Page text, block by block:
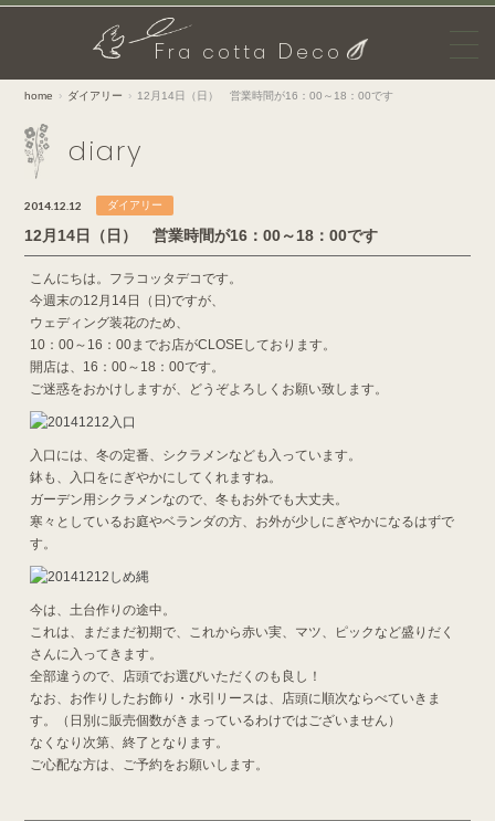
Fra cotta D eco
home ダイアリー 12月14日（日） 営業時間が16：00～18：00です
diary
2014.12.12 ダイアリー
12月14日（日） 営業時間が16：00～18：00です
こんにちは。フラコッタデコです。
今週末の12月14日（日)ですが、
ウェディング装花のため、
10：00～16：00までお店がCLOSEしております。
開店は、16：00～18：00です。
ご迷惑をおかけしますが、どうぞよろしくお願い致します。
入口には、冬の定番、シクラメンなども入っています。
鉢も、入口をにぎやかにしてくれますね。
ガーデン用シクラメンなので、冬もお外でも大丈夫。
寒々としているお庭やベランダの方、お外が少しにぎやかになるはずで
す。
今は、土台作りの途中。
これは、まだまだ初期で、これから赤い実、マツ、ピックなど盛りだく
さんに入ってきます。
全部違うので、店頭でお選びいただくのも良し！
なお、お作りしたお飾り・水引リースは、店頭に順次ならべていきま
す。（日別に販売個数がきまっているわけではございません）
なくなり次第、終了となります。
ご心配な方は、ご予約をお願いします。